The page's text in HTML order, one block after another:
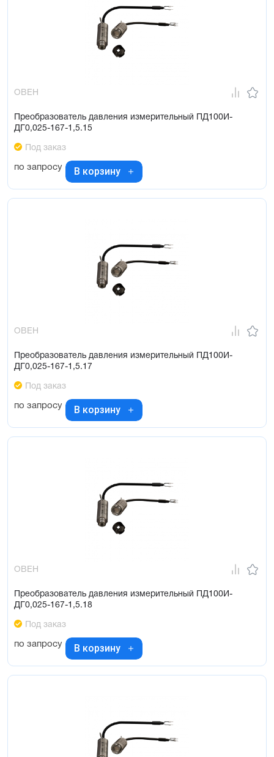
ОВЕН
Преобразователь давления измерительный ПД100И-
ДГ0,025-167-1,5.15
Под заказ
по запросу В корзину
ОВЕН
Преобразователь давления измерительный ПД100И-
ДГ0,025-167-1,5.17
Под заказ
по запросу В корзину
ОВЕН
Преобразователь давления измерительный ПД100И-
ДГ0,025-167-1,5.18
Под заказ
по запросу В корзину